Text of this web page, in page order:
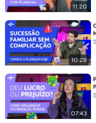
11:20
10:28
07:43